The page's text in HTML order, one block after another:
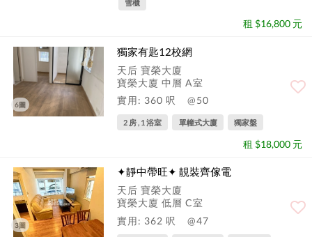
雪櫃
租 $16,800 元
6圖
獨家有匙12校網
天后 寶榮大廈
寶榮大廈 中層 A室
實用: 360 呎
@50
2 房 , 1 浴室 單幢式大廈 獨家盤
租 $18,000 元
3圖
✦靜中帶旺✦ 靚裝齊傢電
天后 寶榮大廈
寶榮大廈 低層 C室
實用: 362 呎
@47